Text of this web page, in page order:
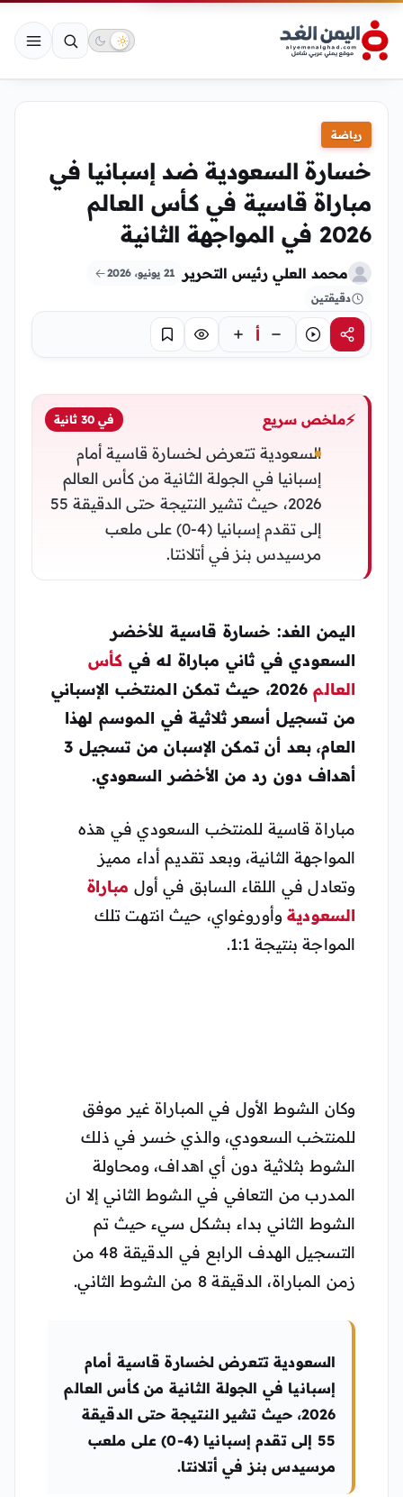
رياضة
خسارة السعودية ضد إسبانيا في
مباراة قاسية في كأس العالم
2026 في المواجهة الثانية
محمد العلي رئيس التحرير
21 يونيو، 2026
دقيقتين
مشاركةاستماع أ تركيز حفظ
⚡ملخص سريع في 30 ثانية
السعودية تتعرض لخسارة قاسية أمام
إسبانيا في الجولة الثانية من كأس العالم
2026، حيث تشير النتيجة حتى الدقيقة 55
إلى تقدم إسبانيا (4-0) على ملعب
مرسيدس بنز في أتلانتا.
اليمن الغد: خسارة قاسية للأخضر
السعودي في ثاني مباراة له في كأس
العالم
2026، حيث تمكن المنتخب الإسباني
من تسجيل أسعر ثلاثية في الموسم لهذا
العام، بعد أن تمكن الإسبان من تسجيل 3
أهداف دون رد من الأخضر السعودي.
مباراة قاسية للمنتخب السعودي في هذه
المواجهة الثانية، وبعد تقديم أداء مميز
وتعادل في اللقاء السابق في أول مباراة
السعوديةوأوروغواي، حيث انتهت تلك
المواجة بنتيجة 1:1.
وكان الشوط الأول في المباراة غير موفق
للمنتخب السعودي، والذي خسر في ذلك
الشوط بثلاثية دون أي اهداف، ومحاولة
المدرب من التعافي في الشوط الثاني إلا ان
الشوط الثاني بداء بشكل سيء حيث تم
التسجيل الهدف الرابع في الدقيقة 48 من
زمن المباراة، الدقيقة 8 من الشوط الثاني.
السعودية تتعرض لخسارة قاسية أمام
إسبانيا في الجولة الثانية من كأس العالم
2026، حيث تشير النتيجة حتى الدقيقة
55 إلى تقدم إسبانيا (4-0) على ملعب
مرسيدس بنز في أتلانتا.